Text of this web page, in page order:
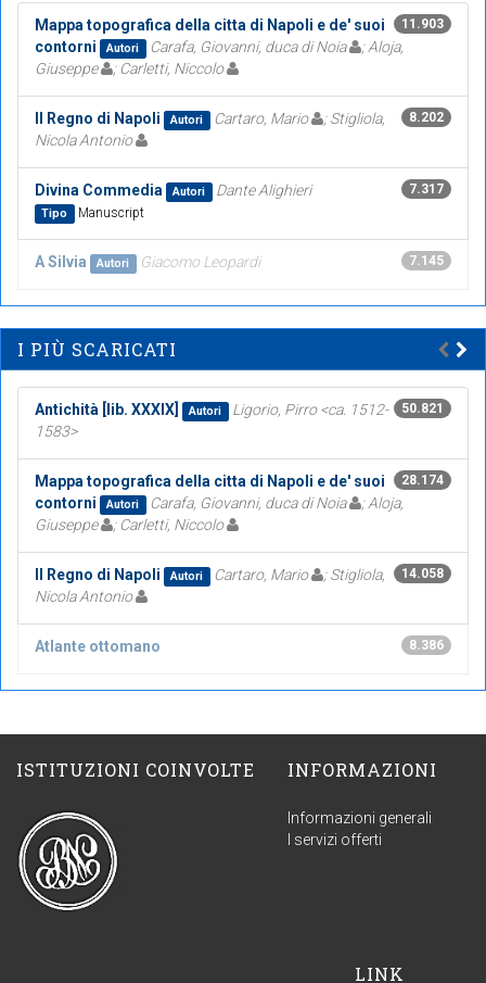
11.903
Mappa topografica della citta di Napoli e de' suoi
contorni
Autori Carafa, Giovanni, duca di Noia
; Aloja,
Giuseppe
; Carletti, Niccolo
8.202
Il Regno di Napoli Autori Cartaro, Mario
; Stigliola,
Nicola Antonio
7.317
Divina Commedia Autori Dante Alighieri
Tipo Manuscript
7.145
A Silvia Autori Giacomo Leopardi
I PIÙ SCARICATI
50.821
Antichità [lib. XXXIX] Autori
Ligorio, Pirro <ca. 1512-
1583>
28.174
Mappa topografica della citta di Napoli e de' suoi
contorni
Autori Carafa, Giovanni, duca di Noia
; Aloja,
Giuseppe
; Carletti, Niccolo
14.058
Il Regno di Napoli Autori Cartaro, Mario
; Stigliola,
Nicola Antonio
8.386
Atlante ottomano
ISTITUZIONI COINVOLTE INFORMAZIONI
Informazioni generali
I servizi offerti
LINK